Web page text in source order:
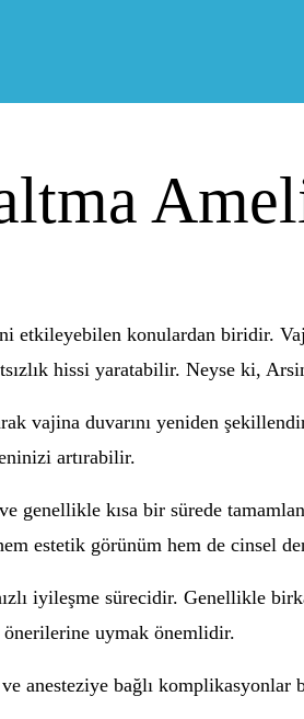
etkileyebilen konulardan biridir.
hissi yaratabilir. Neyse ki,
vajina duvarını yeniden
artırabilir.
kısa bir sürede
estetik görünüm hem de cinsel
iyileşme sürecidir. Genellikle
uymak önemlidir.
anesteziye bağlı